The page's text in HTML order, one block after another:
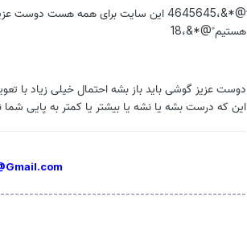
ً@*&،4645645 این سایت برای همه هست
هستیم ً@*&،18
این که درست بشه یا نشه یا بیشتر یا کمتر به پایی
.com